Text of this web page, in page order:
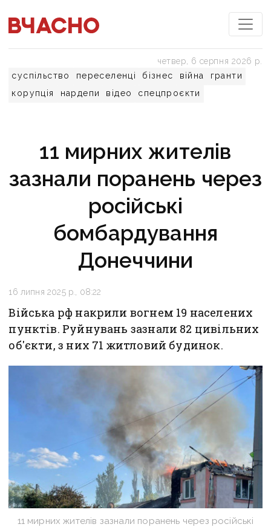
суспільство переселенці бізнес війна
гранти
корупція
нардепи відео спецпроєкти
четвер, 6 серпня 2026 р.
11 мирних жителів
зазнали поранень через
російські
бомбардування
Донеччини
16 липня 2025 р., 08:22
Війська рф накрили вогнем 19 населених
пунктів. Руйнувань зазнали 82 цивільних
об'єкти, з них 71 житловий будинок.
11 мирних жителів зазнали поранень через російські